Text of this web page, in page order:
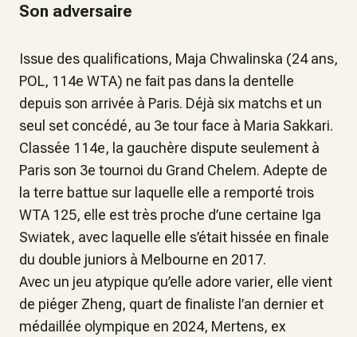
Son adversaire
Issue des qualifications, Maja Chwalinska (24 ans,
POL, 114e WTA) ne fait pas dans la dentelle
depuis son arrivée à Paris. Déjà six matchs et un
seul set concédé, au 3e tour face à Maria Sakkari.
Classée 114e, la gauchère dispute seulement à
Paris son 3e tournoi du Grand Chelem. Adepte de
la terre battue sur laquelle elle a remporté trois
WTA 125, elle est très proche d’une certaine Iga
Swiatek, avec laquelle elle s’était hissée en finale
du double juniors à Melbourne en 2017.
Avec un jeu atypique qu’elle adore varier, elle vient
de piéger Zheng, quart de finaliste l’an dernier et
médaillée olympique en 2024, Mertens, ex